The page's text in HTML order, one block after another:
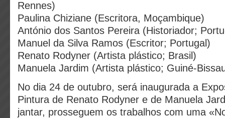
Rennes)
Paulina Chiziane (Escritora, Moçambique)
António dos Santos Pereira (Historiador;
Manuel da Silva Ramos (Escritor; Portugal)
Renato Rodyner (Artista plástico; Brasil)
Manuela Jardim (Artista plástico; Guiné-
No dia 24 de outubro, será inaugurada a
Pintura de Renato Rodyner e de Manuela
jantar, prosseguem os trabalhos com uma